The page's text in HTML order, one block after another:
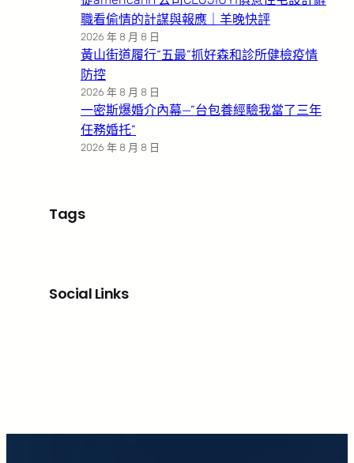
職看偷情的計謀與報應｜羊晚快評
2026 年 8 月 8 日
黃山街道履行“五最”抓好森和診所健檢疫情
防控
2026 年 8 月 8 日
一密斯爆婚介內幕—”台包養經驗我當了三年
任務婚托”
2026 年 8 月 8 日
Tags
Social Links